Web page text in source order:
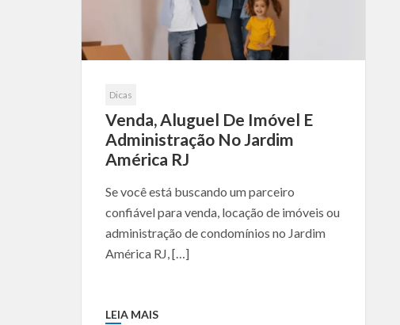
Dicas
Venda, Aluguel De Imóvel E
Administração No Jardim
América RJ
Se você está buscando um parceiro
confiável para venda, locação de imóveis ou
administração de condomínios no Jardim
América RJ, […]
LEIA MAIS